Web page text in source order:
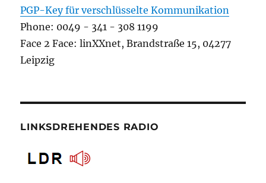
PGP-Key für verschlüsselte Kommunikation
Phone: 0049 - 341 - 308 1199
Face 2 Face: linXXnet, Brandstraße 15, 04277
Leipzig
LINKSDREHENDES RADIO